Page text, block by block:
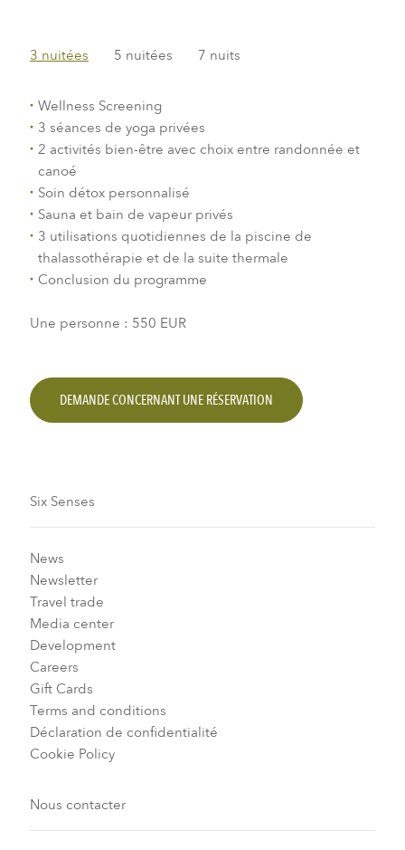
3 nuitées 5 nuitées 7 nuits
Wellness Screening
3 séances de yoga privées
2 activités bien-être avec choix entre randonnée et
canoé
Soin détox personnalisé
Sauna et bain de vapeur privés
3 utilisations quotidiennes de la piscine de
thalassothérapie et de la suite thermale
Conclusion du programme
Une personne : 550 EUR
DEMANDE CONCERNANT UNE RÉSERVATION
Six Senses
News
Newsletter
Travel trade
Media center
Development
Careers
Gift Cards
Terms and conditions
Déclaration de confidentialité
Cookie Policy
Nous contacter